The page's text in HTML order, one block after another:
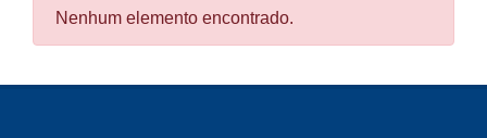
Nenhum elemento encontrado.